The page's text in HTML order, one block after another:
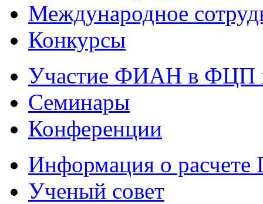
Международное
Конкурсы
Участие ФИАН в ФЦП
Семинары
Конференции
Информация о
Ученый совет